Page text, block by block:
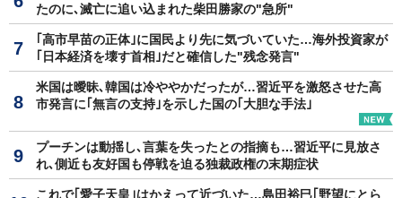
たのに､滅亡に追い込まれた柴田勝家の"急所"
｢高市早苗の正体｣に国民より先に気づいていた…海外投資家が
｢日本経済を壊す首相｣だと確信した"残念発言"
米国は曖昧､韓国は冷ややかだったが…習近平を激怒させた高
市発言に｢無言の支持｣を示した国の｢大胆な手法｣
プーチンは動揺し､言葉を失ったとの指摘も…習近平に見放さ
れ､側近も友好国も停戦を迫る独裁政権の末期症状
これで｢愛子天皇｣はかえって近づいた…島田裕巳｢野望にとら